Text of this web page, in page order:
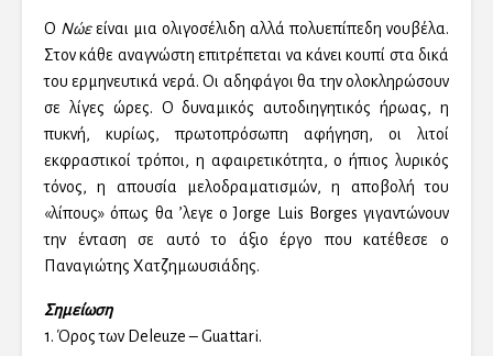
Ο Νώεείναι μια ολιγοσέλιδη αλλά πολυεπίπεδη νουβέλα.
Στον κάθε αναγνώστη επιτρέπεται να κάνει κουπί στα δικά
του ερμηνευτικά νερά. Οι αδηφάγοι θα την ολοκληρώσουν
σε λίγες ώρες. Ο δυναμικός αυτοδιηγητικός ήρωας, η
πυκνή, κυρίως, πρωτοπρόσωπη αφήγηση, οι λιτοί
εκφραστικοί τρόποι, η αφαιρετικότητα, ο ήπιος λυρικός
τόνος, η απουσία μελοδραματισμών, η αποβολή του
«λίπους» όπως θα ’λεγε ο Jorge Luis Borges γιγαντώνουν
την ένταση σε αυτό το άξιο έργο που κατέθεσε ο
Παναγιώτης Χατζημωυσιάδης.
Σημείωση
1. Όρος των Deleuze – Guattari.